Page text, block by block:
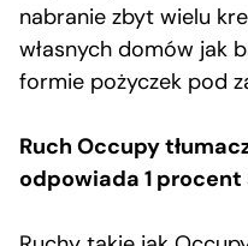
nabranie zbyt wielu
własnych domów jak
formie pożyczek pod
Ruch Occupy
odpowiada 1 procent